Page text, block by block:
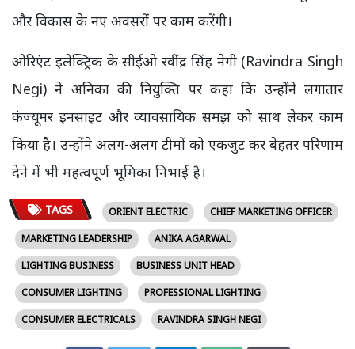
और विकास के नए अवसरों पर काम करेंगी।
ओरिएंट इलेक्ट्रिक के सीईओ रवींद्र सिंह नेगी (Ravindra Singh
Negi) ने अनिका की नियुक्ति पर कहा कि उन्होंने लगातार
कंज्यूमर इनसाइट और व्यावसायिक समझ को साथ लेकर काम
किया है। उन्होंने अलग-अलग टीमों को एकजुट कर बेहतर परिणाम
देने में भी महत्वपूर्ण भूमिका निभाई है।
TAGS ORIENT ELECTRIC
CHIEF MARKETING OFFICER
MARKETING LEADERSHIP
ANIKA AGARWAL
LIGHTING BUSINESS
BUSINESS UNIT HEAD
CONSUMER LIGHTING
PROFESSIONAL LIGHTING
CONSUMER ELECTRICALS
RAVINDRA SINGH NEGI